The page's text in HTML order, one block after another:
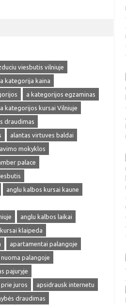
viesbutis vilniuje
a kategorija kaina
a kategorijos egzaminas
a kategorijos kursai Vilniuje
draudimas
alantas virtuves baldai
mokyklos
palace
anglu kalbos kursai kaune
anglu kalbos laikai
klaipeda
apartamentai palangoje
palangoje
pajuryje
juros
apsidrausk internetu
draudimas